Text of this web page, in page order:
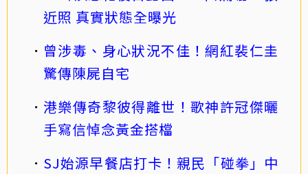
近照 真實狀態全曝光
曾涉毒、身心狀況不佳！網紅裴仁圭
驚傳陳屍自宅
港樂傳奇黎彼得離世！歌神許冠傑曬
手寫信悼念黃金搭檔
SJ始源早餐店打卡！親民「碰拳」中